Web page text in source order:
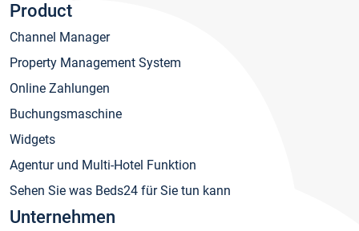
Product
Channel Manager
Property Management System
Online Zahlungen
Buchungsmaschine
Widgets
Agentur und Multi-Hotel Funktion
Sehen Sie was Beds24 für Sie tun kann
Unternehmen